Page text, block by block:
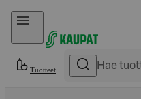
Hyppää sisältöön
Tuotteet